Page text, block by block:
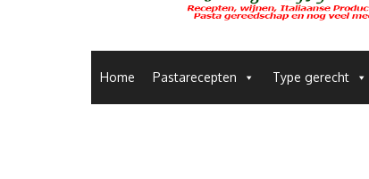
Pastamammamia
Home Pastarecepten Type gerecht